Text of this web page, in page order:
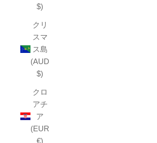
$)
クリ
スマ
ス島
(AUD
$)
クロ
アチ
ア
(EUR
€)